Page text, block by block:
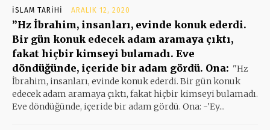
İSLAM TARIHI ARALIK 12, 2020
”Hz İbrahim, insanları, evinde konuk ederdi.
Bir gün konuk edecek adam aramaya çıktı,
fakat hiçbir kimseyi bulamadı. Eve
döndüğünde, içeride bir adam gördü. Ona: ''Hz
İbrahim, insanları, evinde konuk ederdi. Bir gün konuk
edecek adam aramaya çıktı, fakat hiçbir kimseyi bulamadı.
Eve döndüğünde, içeride bir adam gördü. Ona: -'Ey...